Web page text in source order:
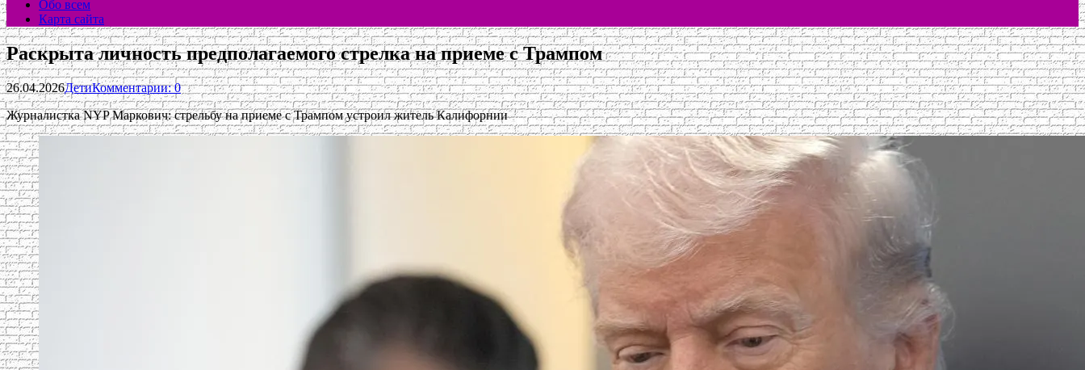
Обо всем
Карта сайта
Раскрыта личность предполагаемого стрелка на приеме с Трампом
26.04.2026ДетиКомментарии: 0
Журналистка NYP Маркович: стрельбу на приеме с Трампом устроил житель Калифорнии